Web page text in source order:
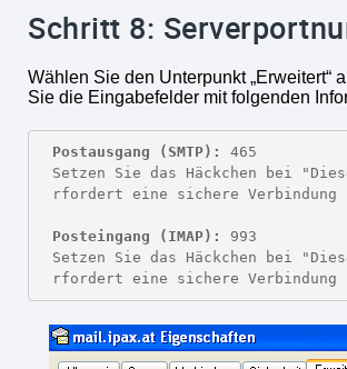
Schritt 8:
Wählen Sie den Unterpunkt „Erweitert“
Sie die Eingabefelder mit folgenden
Postausgang (SMTP):
465
Setzen Sie das Häckchen bei
rfordert eine sichere Verbindung
Posteingang (IMAP):
993
Setzen Sie das Häckchen bei
rfordert eine sichere Verbindung